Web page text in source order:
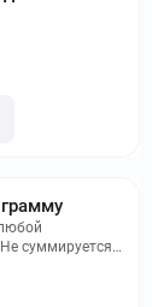
суммируется с